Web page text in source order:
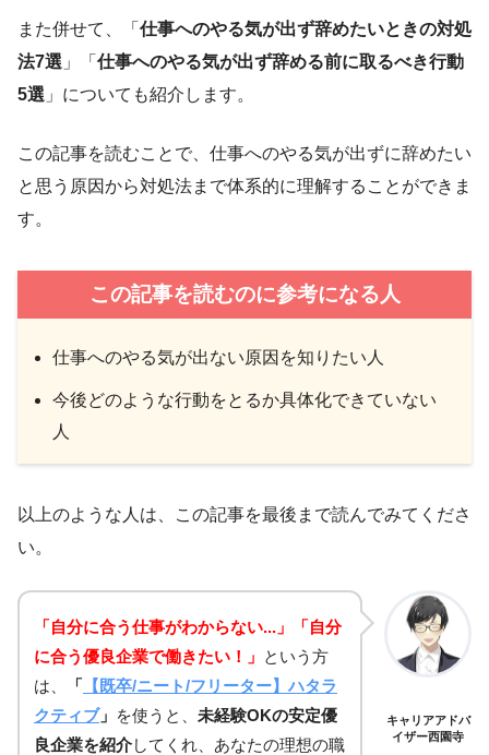
また併せて、「 仕事へのやる気が出ず辞めたいときの対処
法7選 」「 仕事へのやる気が出ず辞める前に取るべき行動
5選 」についても紹介します。
この記事を読むことで、仕事へのやる気が出ずに辞めたい
と思う原因から対処法まで体系的に理解することができま
す。
この記事を読むのに参考になる人
仕事へのやる気が出ない原因を知りたい人
今後どのような行動をとるか具体化できていない
人
以上のような人は、この記事を最後まで読んでみてくださ
い。
「自分に合う仕事がわからない...」「自分
に合う優良企業で働きたい！」 という方
は、
「 【既卒/ニート/フリーター】ハタラ
クティブ」 を使うと、 未経験OKの安定優
良企業を紹介してくれ、あなたの理想の職
キャリアアドバ
イザー西園寺